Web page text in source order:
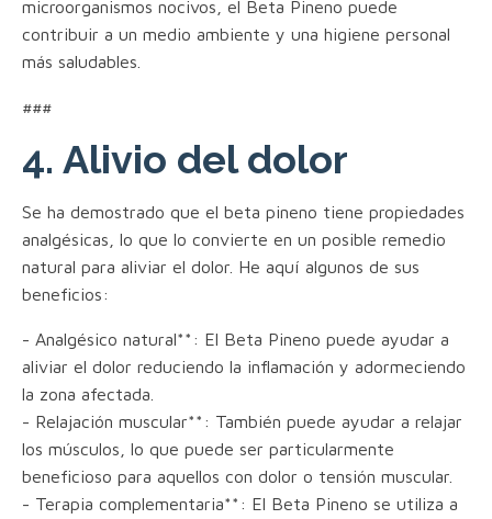
microorganismos nocivos, el Beta Pineno puede
contribuir a un medio ambiente y una higiene personal
más saludables.
###
4. Alivio del dolor
Se ha demostrado que el beta pineno tiene propiedades
analgésicas, lo que lo convierte en un posible remedio
natural para aliviar el dolor. He aquí algunos de sus
beneficios:
- Analgésico natural**: El Beta Pineno puede ayudar a
aliviar el dolor reduciendo la inflamación y adormeciendo
la zona afectada.
- Relajación muscular**: También puede ayudar a relajar
los músculos, lo que puede ser particularmente
beneficioso para aquellos con dolor o tensión muscular.
- Terapia complementaria**: El Beta Pineno se utiliza a